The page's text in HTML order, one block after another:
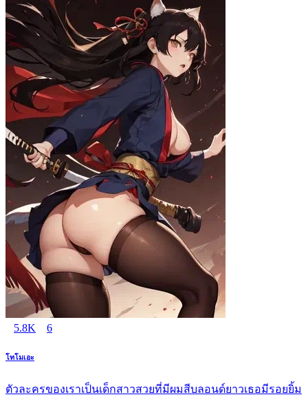
5.8K 6
โทโมเอะ
ตัวละครของเราเป็นเด็กสาวสวยที่มีผมสีบลอนด์ยาวเธอมีรอยยิ้ม